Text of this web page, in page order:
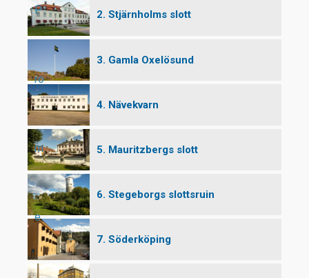
P
ro
m
e
2. Stjärnholms slott
3. Gamla Oxelösund
4. Nävekvarn
5. Mauritzbergs slott
6. Stegeborgs slottsruin
7. Söderköping